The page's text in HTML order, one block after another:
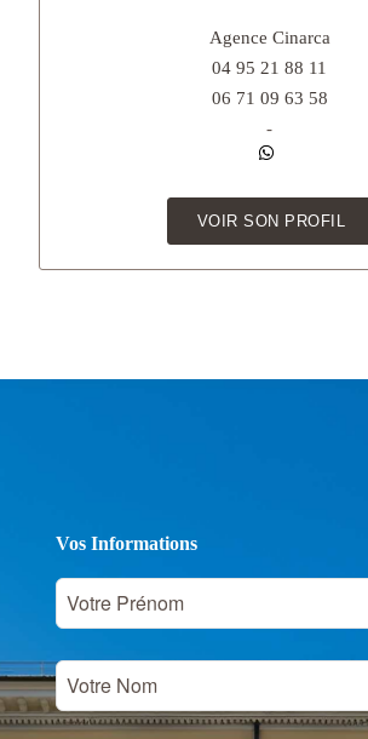
Agence Cinarca
04 95 21 88 11
06 71 09 63 58
-
VOIR SON PROFIL
Vos Informations